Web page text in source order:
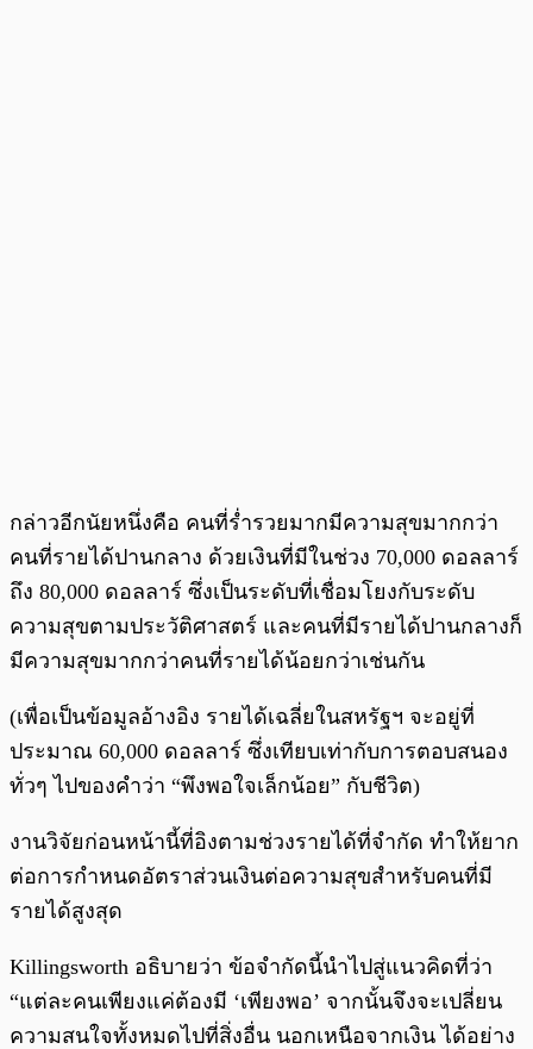
กล่าวอีกนัยหนึ่งคือ คนที่ร่ำรวยมากมีความสุขมากกว่า
คนที่รายได้ปานกลาง ด้วยเงินที่มีในช่วง 70,000 ดอลลาร์
ถึง 80,000 ดอลลาร์ ซึ่งเป็นระดับที่เชื่อมโยงกับระดับ
ความสุขตามประวัติศาสตร์ และคนที่มีรายได้ปานกลางก็
มีความสุขมากกว่าคนที่รายได้น้อยกว่าเช่นกัน
(เพื่อเป็นข้อมูลอ้างอิง รายได้เฉลี่ยในสหรัฐฯ จะอยู่ที่
ประมาณ 60,000 ดอลลาร์ ซึ่งเทียบเท่ากับการตอบสนอง
ทั่วๆ ไปของคำว่า “พึงพอใจเล็กน้อย” กับชีวิต)
งานวิจัยก่อนหน้านี้ที่อิงตามช่วงรายได้ที่จำกัด ทำให้ยาก
ต่อการกำหนดอัตราส่วนเงินต่อความสุขสำหรับคนที่มี
รายได้สูงสุด
Killingsworth อธิบายว่า ข้อจำกัดนี้นำไปสู่แนวคิดที่ว่า
“แต่ละคนเพียงแค่ต้องมี ‘เพียงพอ’ จากนั้นจึงจะเปลี่ยน
ความสนใจทั้งหมดไปที่สิ่งอื่น นอกเหนือจากเงิน ได้อย่าง